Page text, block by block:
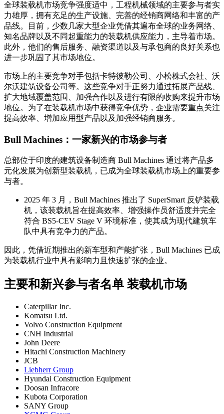
全球装载机市场竞争强度适中，工程机械领域的主要参与者实
力雄厚，拥有充足的生产设施、完善的经销商网络和丰富的产
品线。目前，少数几家大型企业凭借其遍布全球的业务网络、
知名品牌以及不同起重能力的装载机供应能力，主导着市场。
此外，他们的售后服务、融资渠道以及与承包商的良好关系也
进一步巩固了其市场地位。
市场上的主要竞争对手包括卡特彼勒公司、小松株式会社、沃
尔沃建筑设备公司等。这些竞争对手正努力通过拓展产品线、
扩大地域覆盖范围、加强合作以及进行有限的收购来提升市场
地位。为了在装载机市场中获得竞争优势，企业需要重点关注
提高效率、增加应用型产品以及加强经销商服务。
Bull Machines：一家新兴的市场参与者
总部位于印度的建筑设备制造商 Bull Machines 通过将产品多
元化发展为创新型装载机，已成为全球装载机市场上的重要参
与者。
2025 年 3 月，Bull Machines 推出了 SuperSmart 反铲装载
机，该装载机旨在提高效率、增强操作员舒适度并完全
符合 BS5-CEV Stage V 环境标准，使其成为现代建筑车
队中具有竞争力的产品。
因此，凭借近期推出的新车型和产能扩张，Bull Machines 已成
为装载机行业中具有影响力且快速扩张的企业。
主要和新兴参与者名单 装载机市场
Caterpillar Inc.
Komatsu Ltd.
Volvo Construction Equipment
CNH Industrial
John Deere
Hitachi Construction Machinery
JCB
Liebherr Group
Hyundai Construction Equipment
Doosan Infracore
Kubota Corporation
SANY Group